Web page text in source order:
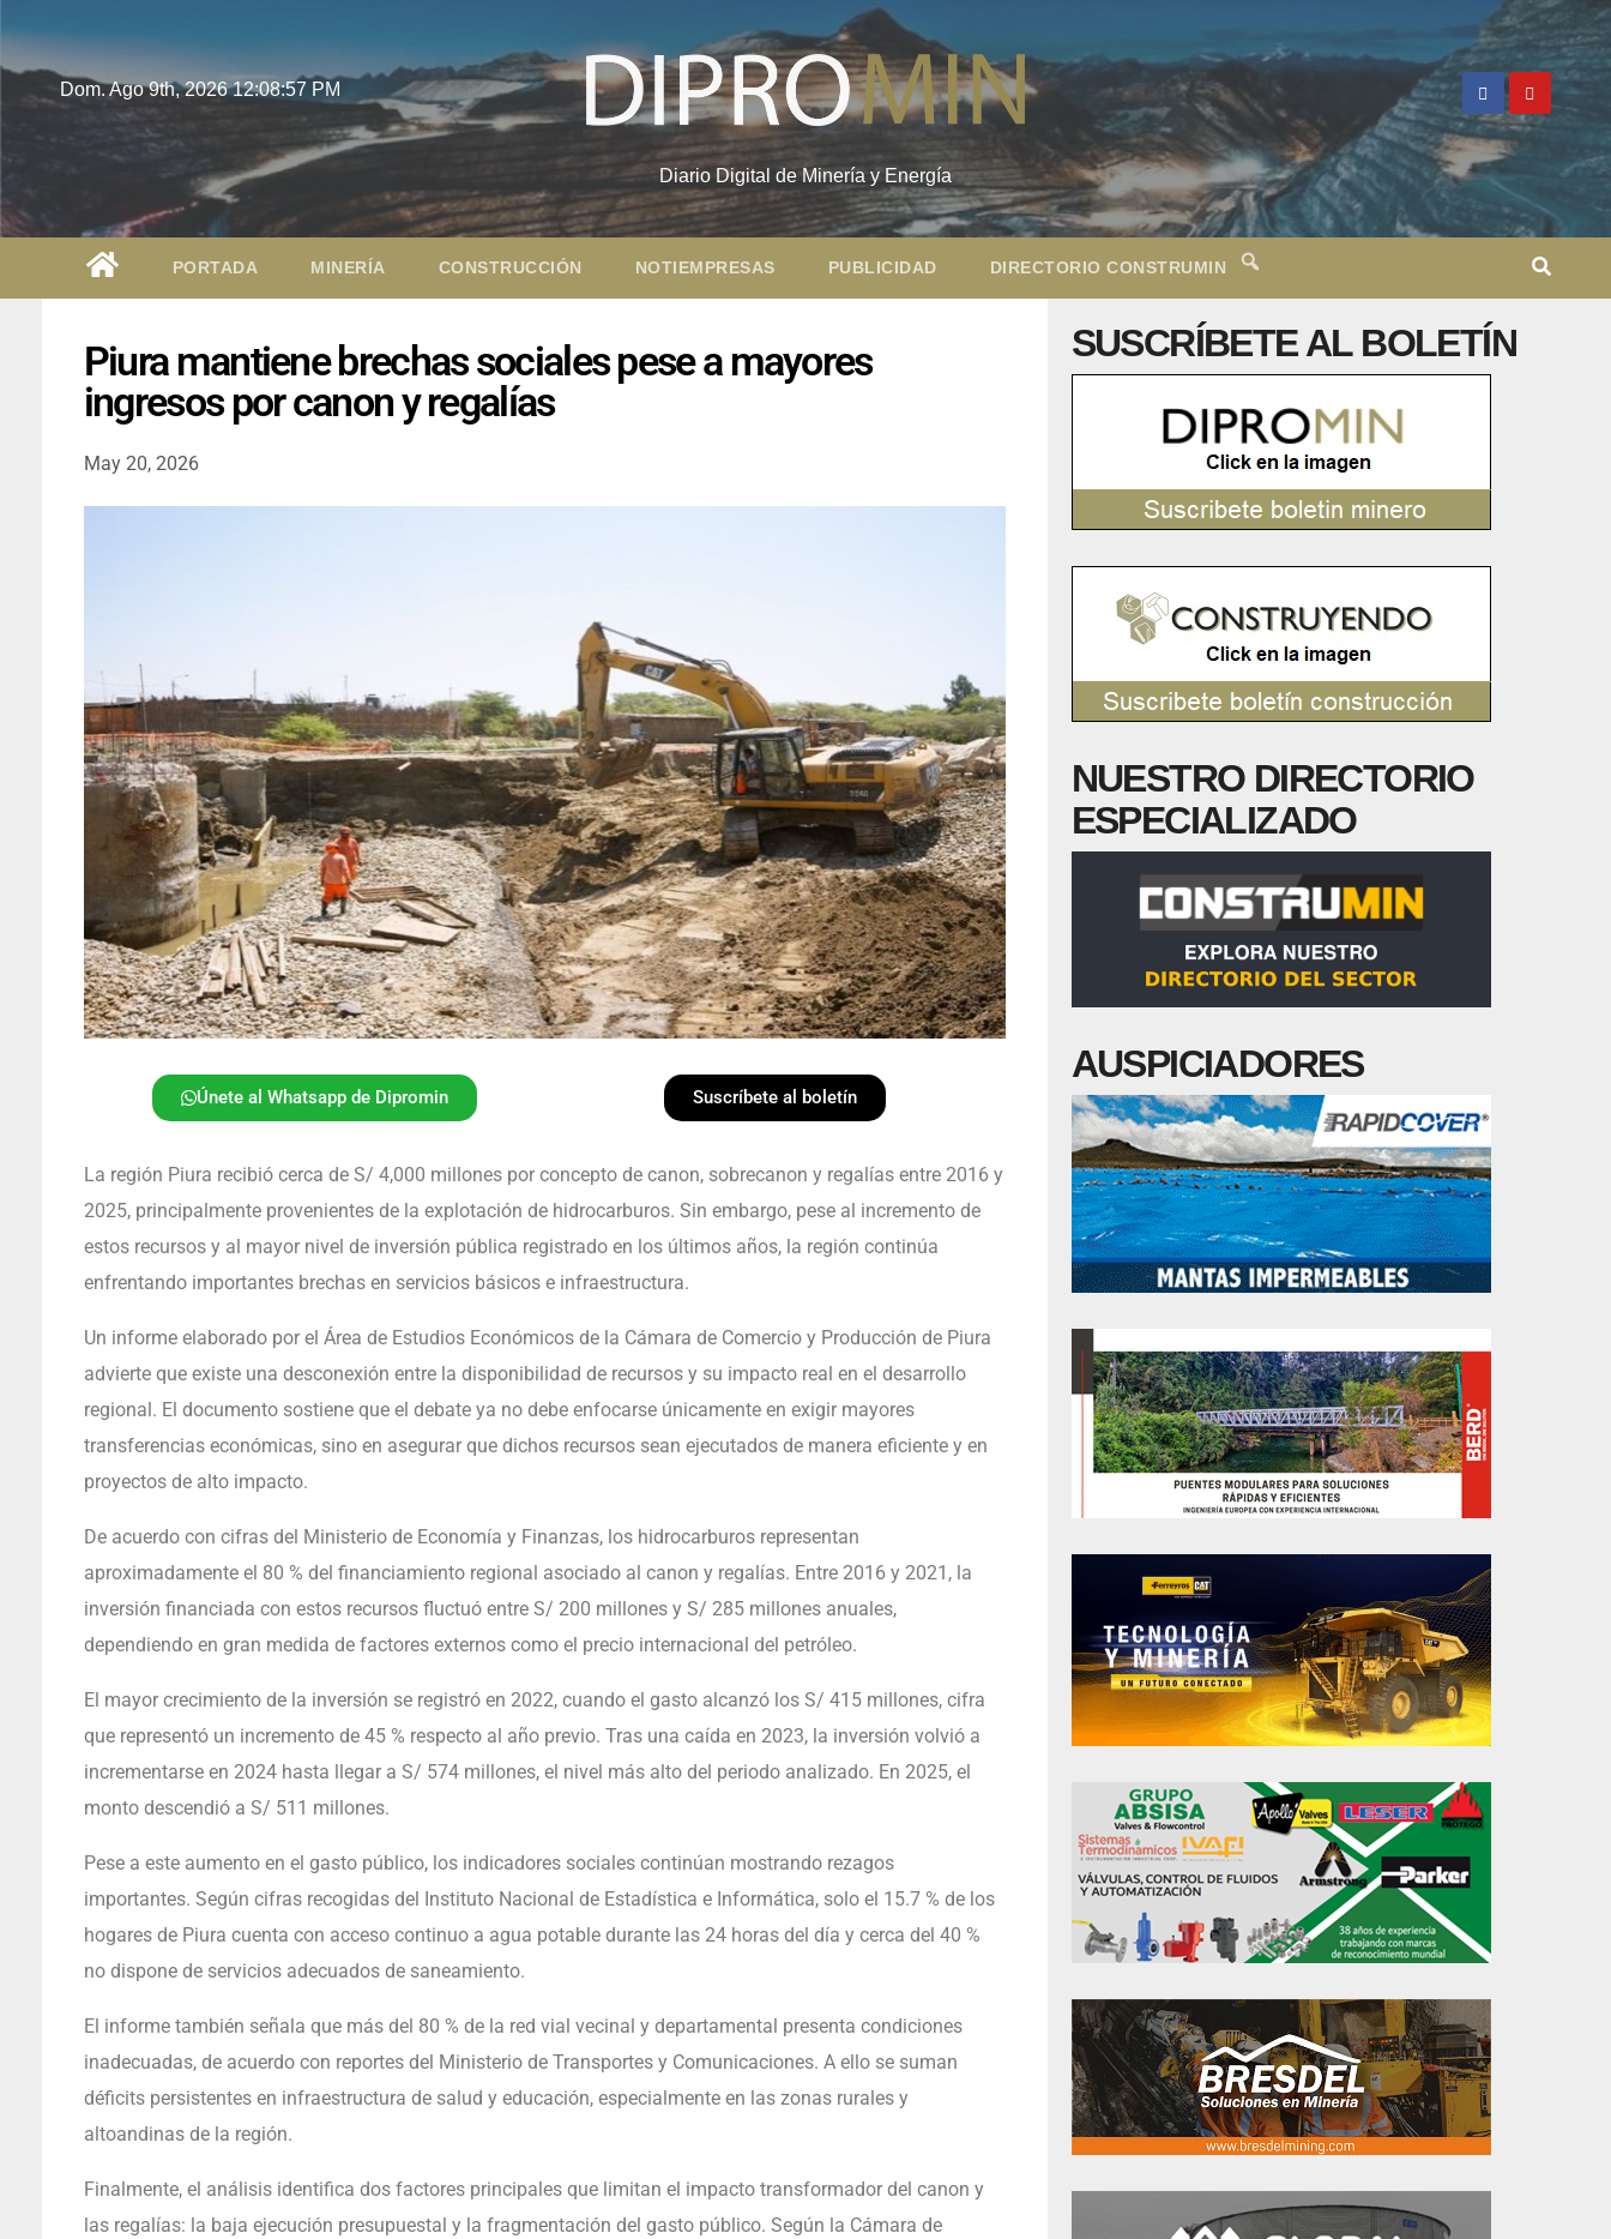
Dom. Ago 9th, 202612:08:58 PM
Diario Digital de Minería y Energía
PORTADA MINERÍA CONSTRUCCIÓN NOTIEMPRESAS PUBLICIDAD DIRECTORIO CONSTRUMIN
Piura mantiene brechas sociales pese a mayores
ingresos por canon y regalías
May 20, 2026
Únete al Whatsapp de Dipromin Suscríbete al boletín
La región Piura recibió cerca de S/ 4,000 millones por concepto de canon, sobrecanon y regalías entre 2016 y
2025, principalmente provenientes de la explotación de hidrocarburos. Sin embargo, pese al incremento de
estos recursos y al mayor nivel de inversión pública registrado en los últimos años, la región continúa
enfrentando importantes brechas en servicios básicos e infraestructura.
Un informe elaborado por el Área de Estudios Económicos de la Cámara de Comercio y Producción de Piura
advierte que existe una desconexión entre la disponibilidad de recursos y su impacto real en el desarrollo
regional. El documento sostiene que el debate ya no debe enfocarse únicamente en exigir mayores
transferencias económicas, sino en asegurar que dichos recursos sean ejecutados de manera eficiente y en
proyectos de alto impacto.
De acuerdo con cifras del Ministerio de Economía y Finanzas, los hidrocarburos representan
aproximadamente el 80 % del financiamiento regional asociado al canon y regalías. Entre 2016 y 2021, la
inversión financiada con estos recursos fluctuó entre S/ 200 millones y S/ 285 millones anuales,
dependiendo en gran medida de factores externos como el precio internacional del petróleo.
El mayor crecimiento de la inversión se registró en 2022, cuando el gasto alcanzó los S/ 415 millones, cifra
que representó un incremento de 45 % respecto al año previo. Tras una caída en 2023, la inversión volvió a
incrementarse en 2024 hasta llegar a S/ 574 millones, el nivel más alto del periodo analizado. En 2025, el
monto descendió a S/ 511 millones.
Pese a este aumento en el gasto público, los indicadores sociales continúan mostrando rezagos
importantes. Según cifras recogidas del Instituto Nacional de Estadística e Informática, solo el 15.7 % de los
hogares de Piura cuenta con acceso continuo a agua potable durante las 24 horas del día y cerca del 40 %
no dispone de servicios adecuados de saneamiento.
El informe también señala que más del 80 % de la red vial vecinal y departamental presenta condiciones
inadecuadas, de acuerdo con reportes del Ministerio de Transportes y Comunicaciones. A ello se suman
déficits persistentes en infraestructura de salud y educación, especialmente en las zonas rurales y
altoandinas de la región.
Finalmente, el análisis identifica dos factores principales que limitan el impacto transformador del canon y
las regalías: la baja ejecución presupuestal y la fragmentación del gasto público. Según la Cámara de
SUSCRÍBETE AL BOLETÍN
NUESTRO DIRECTORIO
ESPECIALIZADO
AUSPICIADORES